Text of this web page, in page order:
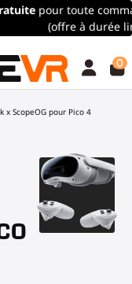
de plus de 100€/115$
0
x ScopeOG pour Pico 4